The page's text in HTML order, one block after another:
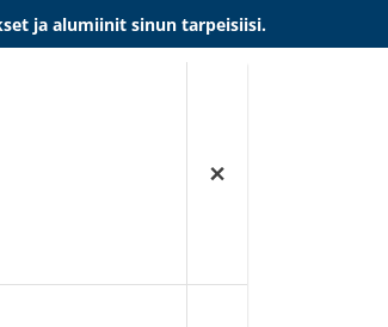
ja alumiinit sinun tarpeisiisi.